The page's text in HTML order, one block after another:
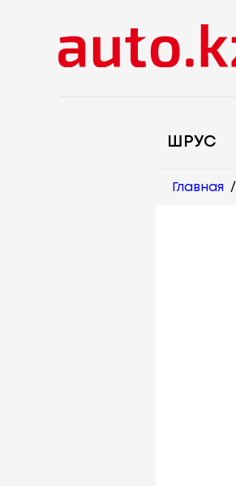
ШРУС
Главная /